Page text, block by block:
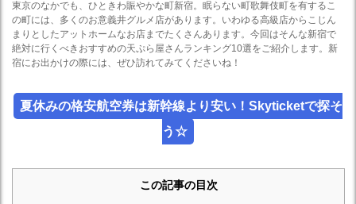
東京のなかでも、ひときわ賑やかな町新宿。眠らない町歌舞伎町を有するこ
の町には、多くのお意義井グルメ店があります。いわゆる高級店からこじん
まりとしたアットホームなお店までたくさんあります。今回はそんな新宿で
絶対に行くべきおすすめの天ぷら屋さんランキング10選をご紹介します。新
宿にお出かけの際には、ぜひ訪れてみてくださいね！
夏休みの格安航空券は新幹線より安い！Skyticketで探そ
う☆
この記事の目次